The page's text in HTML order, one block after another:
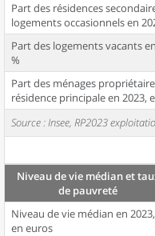
Part des résidences
logements occasionnels en
Part des logements vacants
%
Part des ménages
résidence principale en 2023,
Source : Insee, RP2023
Niveau de vie médian et
de pauvreté
Niveau de vie médian en 2023,
en euros